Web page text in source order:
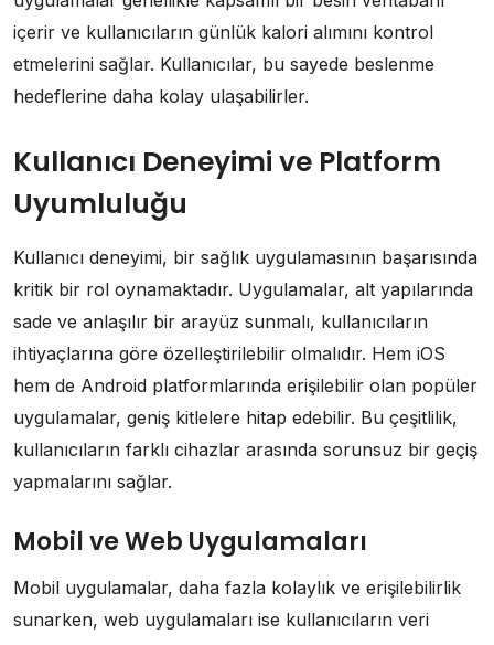
içerir ve kullanıcıların günlük kalori alımını kontrol
etmelerini sağlar. Kullanıcılar, bu sayede beslenme
hedeflerine daha kolay ulaşabilirler.
Kullanıcı Deneyimi ve Platform
Uyumluluğu
Kullanıcı deneyimi, bir sağlık uygulamasının başarısında
kritik bir rol oynamaktadır. Uygulamalar, alt yapılarında
sade ve anlaşılır bir arayüz sunmalı, kullanıcıların
ihtiyaçlarına göre özelleştirilebilir olmalıdır. Hem iOS
hem de Android platformlarında erişilebilir olan popüler
uygulamalar, geniş kitlelere hitap edebilir. Bu çeşitlilik,
kullanıcıların farklı cihazlar arasında sorunsuz bir geçiş
yapmalarını sağlar.
Mobil ve Web Uygulamaları
Mobil uygulamalar, daha fazla kolaylık ve erişilebilirlik
sunarken, web uygulamaları ise kullanıcıların veri